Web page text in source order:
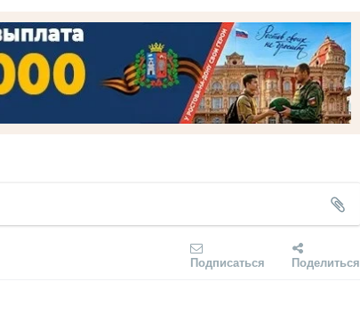
Подписаться Поделиться